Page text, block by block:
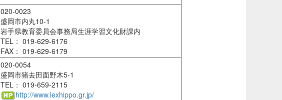
020-0023
盛岡市内丸10-1
岩手県教育委員会事務局生涯学習文化財課内
TEL： 019-629-6176
FAX： 019-629-6179
020-0054
盛岡市猪去田面野木5-1
TEL： 019-659-2115
http://www.lexhippo.gr.jp/